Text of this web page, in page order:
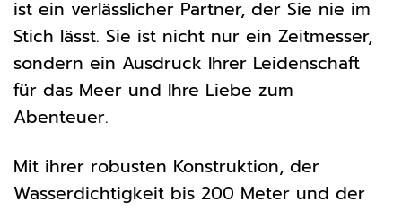
ist ein verlässlicher Partner, der Sie nie im
Stich lässt. Sie ist nicht nur ein Zeitmesser,
sondern ein Ausdruck Ihrer Leidenschaft
für das Meer und Ihre Liebe zum
Abenteuer.
Mit ihrer robusten Konstruktion, der
Wasserdichtigkeit bis 200 Meter und der